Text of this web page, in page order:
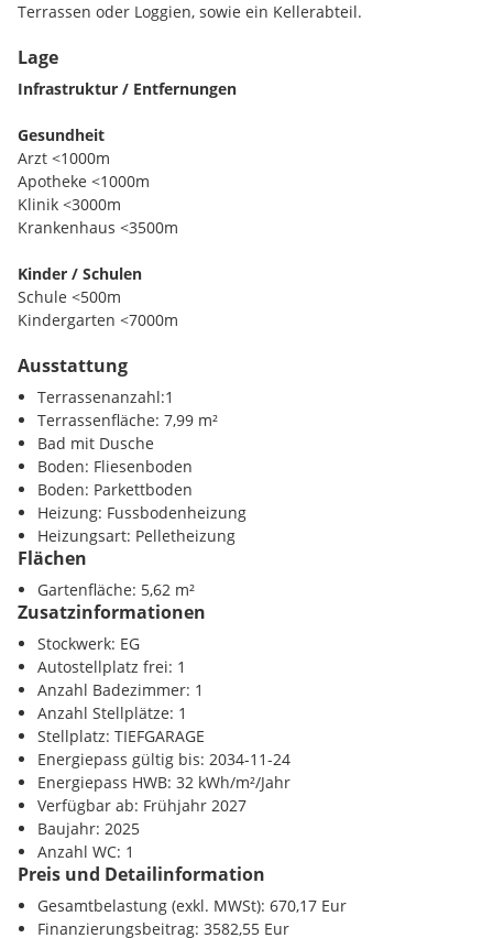
Terrassen oder Loggien, sowie ein Kellerabteil.
Ein Tiefgaragenplatz ist jeder Wohnung zugeordnet.
Zu der modernen und hochwertigen Ausstattung jeder
Wohnung gehört neben der Fußbodenheizung und dem
Sonnenschutz unter anderem auch ein Glasfaser-
Internetanschluss.
Die zentrale Beheizung und die Warmwasseraufbereitung
untergebracht ist, die Heizkosten werden direkt und
verbrauchsabhängig verrechnet.
Neben einer gärtnerisch gestalteten Außenanlage bilden die
Stellflächen für Fahrräder, Kinderwagen, Trockenräume sowie
die Räume der Haustechnik die allgemeinen Teile der
Liegenschaft.
Das Zentrum der Gemeinde Michendorf hat den großen
Vorteil, dass viele infrastrukturelle Einrichtungen wie
Kindergarten, Grundschule, Nahversorgung, Kirche, Banken,
Gasthäuser, Konditorei, Ärzte fußläufig erreichbar sind.
Eine Bushaltestelle befindet sich ganz in der Nähe, ebenso ist
der neue Bahnhof Micheldorf, mit regelmäßigen
Zugverbindungen in den oberösterreichischen Zentralraum
sowie Richtung Graz, in rd. 10 Minuten zu Fuß erreichbar.
Für die Inanspruchnahme der Wohnbauförderung müssen
die gesetzl. Vorrausetzungen erfüllt sein.
Die Schlüsselübergabe ist für das Frühjahr 2027 geplant.
Bei der angegebenen Miete handelt es sich um Bruttokosten.
Diese beinhaltet die Miete, Betriebskosten, Miete
Tiefgaragenstellplatz sowie die BK-Tiefgaragenstellplatz inkl.
der anfallenden Steuer.
Provisionsfrei für den Mieter
Lage
Infrastruktur / Entfernungen
Gesundheit
Arzt <1000m
Apotheke <1000m
Klinik <3000m
Krankenhaus <3500m
Kinder / Schulen
Schule <500m
Kindergarten <7000m
Nahversorgung
Supermarkt <500m
Bäckerei <3500m
Verkehr
Autobahnanschluss <5000m
Bahnhof <1000m
Flughafen <1500m
Bank <500m
Polizei <3000m
Post <3000m
Ausstattung
Terrassenanzahl:1
Terrassenfläche: 7,99 m²
Bad mit Dusche
Boden: Fliesenboden
Boden: Parkettboden
Heizung: Fussbodenheizung
Heizungsart: Pelletheizung
Flächen
Gartenfläche: 5,62 m²
Zusatzinformationen
Stockwerk: EG
Autostellplatz frei: 1
Anzahl Badezimmer: 1
Anzahl Stellplätze: 1
Stellplatz: TIEFGARAGE
Energiepass gültig bis: 2034-11-24
Energiepass HWB: 32 kWh/m²/Jahr
Verfügbar ab: Frühjahr 2027
Baujahr: 2025
Anzahl WC: 1
Preis und Detailinformation
Gesamtbelastung (exkl. MWSt): 670,17 Eur
Finanzierungsbeitrag: 3582,55 Eur